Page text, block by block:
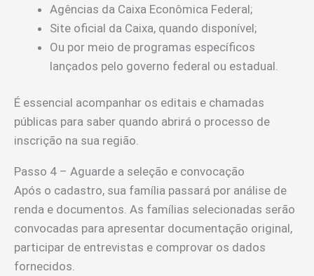
Agências da Caixa Econômica Federal;
Site oficial da Caixa, quando disponível;
Ou por meio de programas específicos
lançados pelo governo federal ou estadual.
É essencial acompanhar os editais e chamadas
públicas para saber quando abrirá o processo de
inscrição na sua região.
Passo 4 – Aguarde a seleção e convocação
Após o cadastro, sua família passará por análise de
renda e documentos. As famílias selecionadas serão
convocadas para apresentar documentação original,
participar de entrevistas e comprovar os dados
fornecidos.